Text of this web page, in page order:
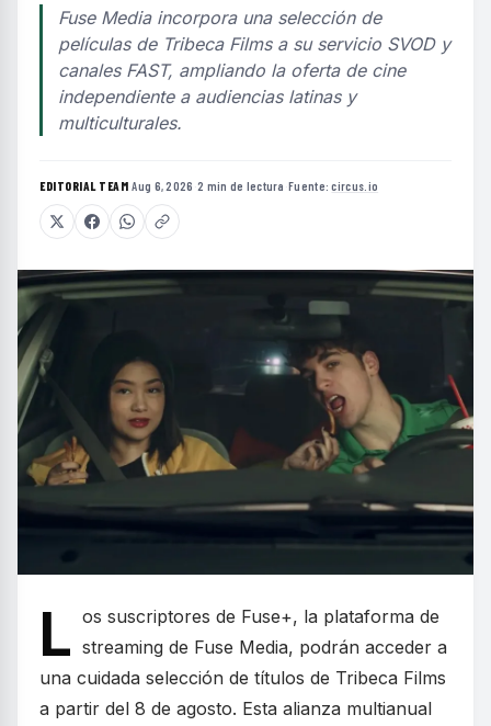
Fuse Media incorpora una selección de
películas de Tribeca Films a su servicio SVOD y
canales FAST, ampliando la oferta de cine
independiente a audiencias latinas y
multiculturales.
EDITORIAL TEAM·Aug 6, 2026 ·2 min de lectura ·Fuente:circus.io
L os suscriptores de Fuse+, la plataforma de
streaming de Fuse Media, podrán acceder a
una cuidada selección de títulos de Tribeca Films
a partir del 8 de agosto. Esta alianza multianual